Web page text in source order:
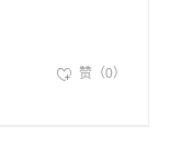
赞（0）